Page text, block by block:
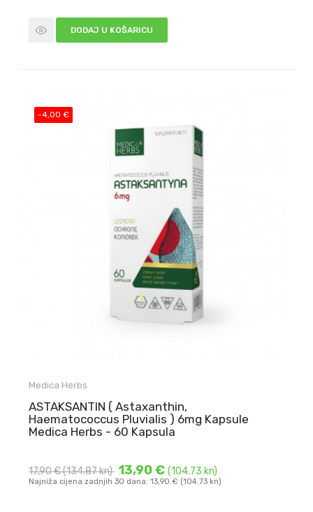
DODAJ U KOŠARICU
-4,00 €
Medica Herbs
ASTAKSANTIN ( Astaxanthin,
Haematococcus Pluvialis ) 6mg Kapsule
Medica Herbs - 60 Kapsula
17,90 €(134.87 kn) 13,90 €(104.73 kn)
Najniža cijena zadnjih 30 dana: 13,90 € (104.73 kn)